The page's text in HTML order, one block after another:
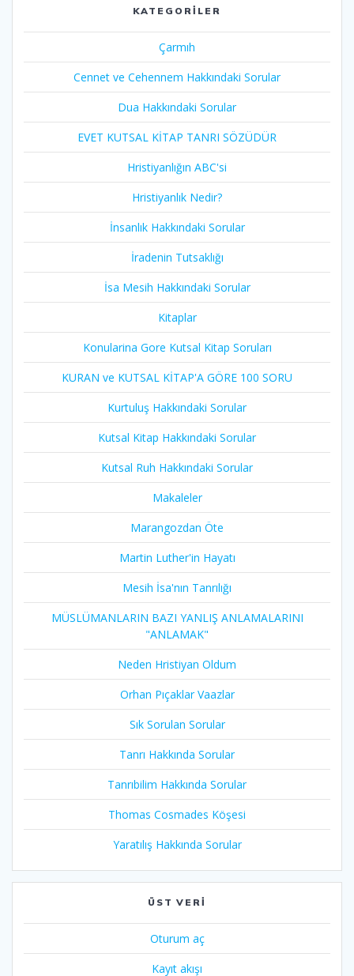
KATEGORILER
Çarmıh​
Cennet ve Cehennem Hakkındaki Sorular
Dua Hakkındaki Sorular
EVET KUTSAL KİTAP TANRI SÖZÜDÜR
Hristiyanlığın ABC'si
Hristiyanlık Nedir?
İnsanlık Hakkındaki Sorular
İradenin Tutsaklığı​
İsa Mesih Hakkındaki Sorular
Kitaplar
Konularina Gore Kutsal Kitap Soruları
KURAN ve KUTSAL KİTAP'A GÖRE 100 SORU
Kurtuluş Hakkındaki Sorular
Kutsal Kitap Hakkındaki Sorular
Kutsal Ruh Hakkındaki Sorular
Makaleler
Marangozdan Öte
Martin Luther'in Hayatı​
Mesih İsa'nın Tanrılığı​
MÜSLÜMANLARIN BAZI YANLIŞ ANLAMALARINI
"ANLAMAK"
Neden Hristiyan Oldum​
Orhan Pıçaklar Vaazlar
Sık Sorulan Sorular
Tanrı Hakkında Sorular
Tanrıbilim Hakkında Sorular
Thomas Cosmades Köşesi
Yaratılış Hakkında Sorular
ÜST VERI
Oturum aç
Kayıt akışı